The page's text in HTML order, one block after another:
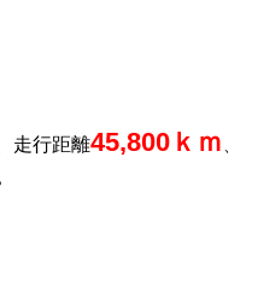
走行距離45,800ｋｍ